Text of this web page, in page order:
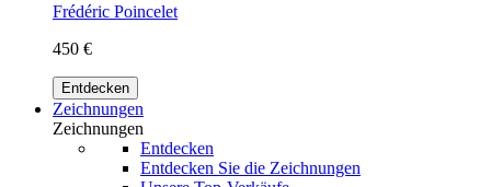
Frédéric Poincelet
450 €
Entdecken
Zeichnungen
Zeichnungen
Entdecken
Entdecken Sie die Zeichnungen